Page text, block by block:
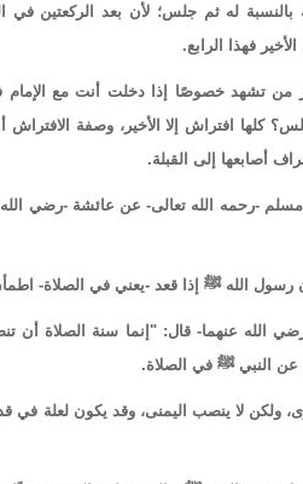
بالنسبة له ثم جلس؛ لأن بعد
فهذا الرابع.
تشهد خصوصًا إذا دخلت أنت مع الإمام في
كلها افتراش إلا الأخير، وصفة
أصابعها إلى القبلة.
-رحمه الله تعالى- عن عائشة -رضي
الله ﷺ إذا قعد -يعني في الصلاة-
الله عنهما- قال: "إنما سنة الصلاة أن
عن النبي ﷺ في الصلاة.
لا ينصب اليمنى، وقد يكون لعلة في